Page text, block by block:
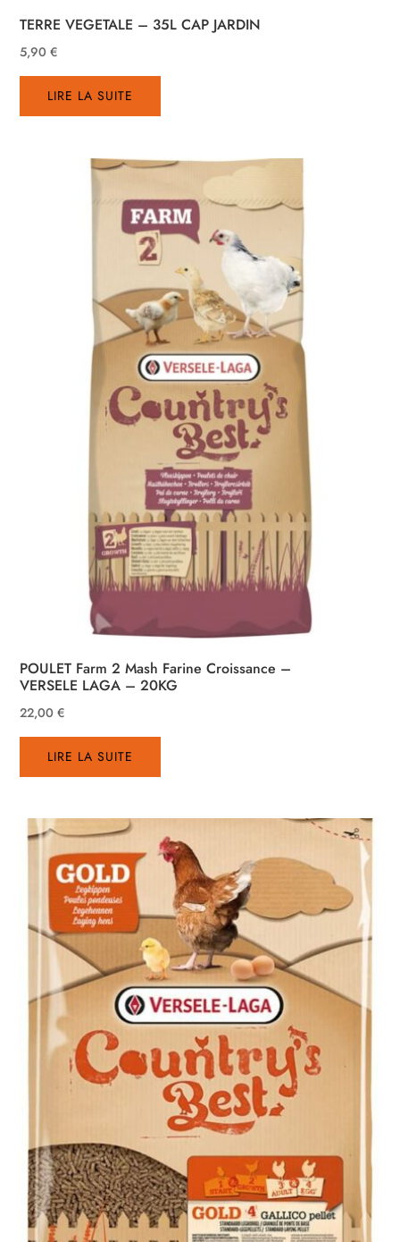
TERRE VEGETALE – 35L CAP JARDIN
5,90€
LIRE LA SUITE
POULET Farm 2 Mash Farine Croissance –
VERSELE LAGA – 20KG
22,00€
LIRE LA SUITE